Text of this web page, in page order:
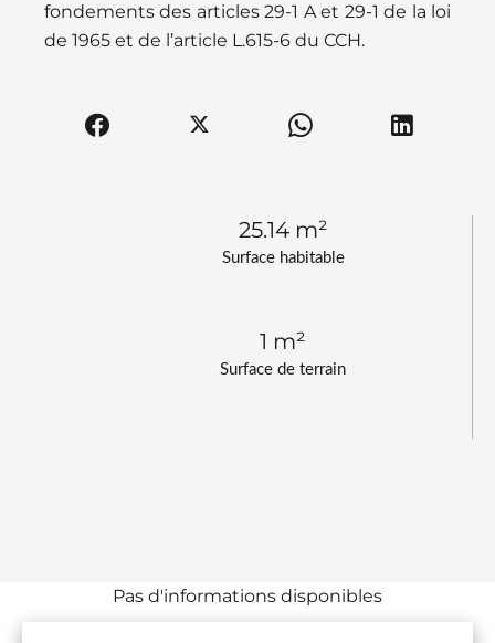
Surface habitable
25.14 m²
Surface de terrain
1 m²
fondements des articles 29-1 A et 29-1 de la loi
de 1965 et de l’article L.615-6 du CCH.
Pas d'informations disponibles